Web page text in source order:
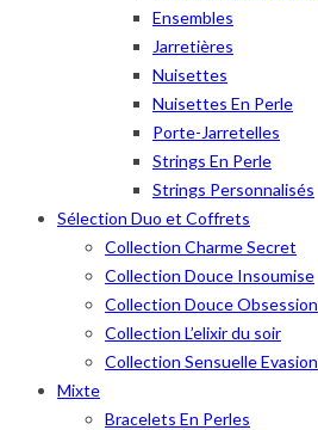
Ensembles
Jarretières
Nuisettes
Nuisettes En Perle
Porte-Jarretelles
Strings En Perle
Strings Personnalisés
Sélection Duo et Coffrets
Collection Charme Secret
Collection Douce Insoumise
Collection Douce Obsession
Collection L’elixir du soir
Collection Sensuelle Evasion
Mixte
Bracelets En Perles